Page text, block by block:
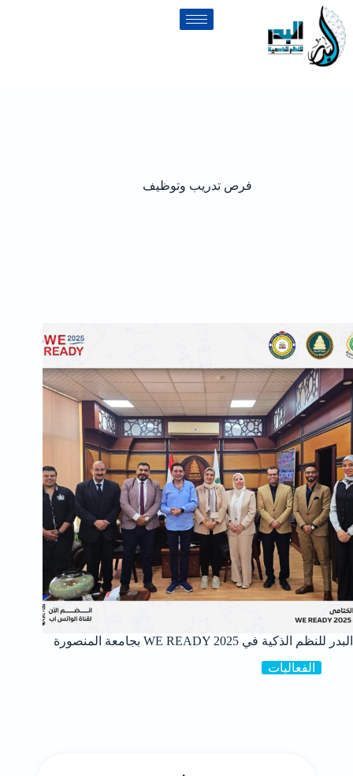
فرص تدريب وتوظيف
البدر للنظم الذكية في WE READY 2025 بجامعة المنصورة
الفعاليات